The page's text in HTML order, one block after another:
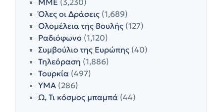
Όλες οι Δράσεις (1,689)
Ολομέλεια της Βουλής (127)
Ραδιόφωνο (1,120)
Συμβούλιο της Ευρώπης (40)
Τηλεόραση (1,886)
Τουρκία (497)
ΥΜΑ (286)
Ω, Τι κόσμος μπαμπά (44)